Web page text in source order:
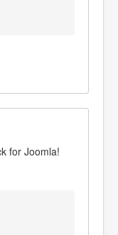
for Joomla!